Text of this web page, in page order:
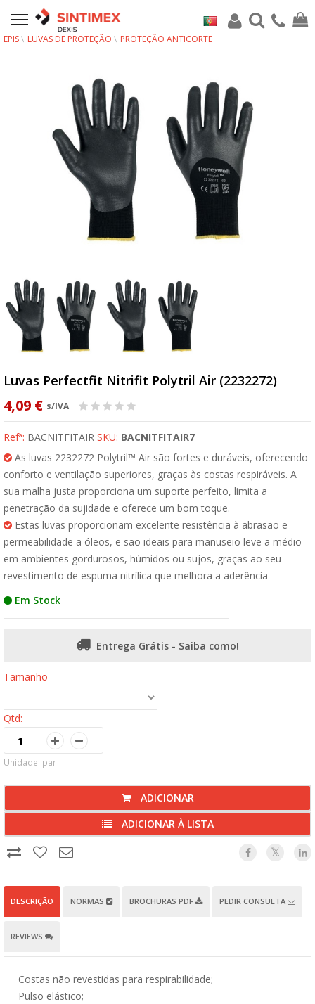
EPIS LUVAS DE PROTEÇÃO PROTEÇÃO ANTICORTE
Luvas Perfectfit Nitrifit Polytril Air (2232272)
4,09 € s/IVA
Refª: BACNITFITAIR SKU: BACNITFITAIR7
As luvas 2232272 Polytril™ Air são fortes e duráveis, oferecendo
conforto e ventilação superiores, graças às costas respiráveis. A
sua malha justa proporciona um suporte perfeito, limita a
penetração da sujidade e oferece um bom toque.
Estas luvas proporcionam excelente resistência à abrasão e
permeabilidade a óleos, e são ideais para manuseio leve a médio
em ambientes gordurosos, húmidos ou sujos, graças ao seu
revestimento de espuma nitrílica que melhora a aderência
Em Stock
Entrega Grátis - Saiba como!
Tamanho
Qtd:
Unidade: par
ADICIONAR
ADICIONAR À LISTA
DESCRIÇÃO NORMAS BROCHURAS PDF PEDIR CONSULTA
REVIEWS
Costas não revestidas para respirabilidade;
Pulso elástico;